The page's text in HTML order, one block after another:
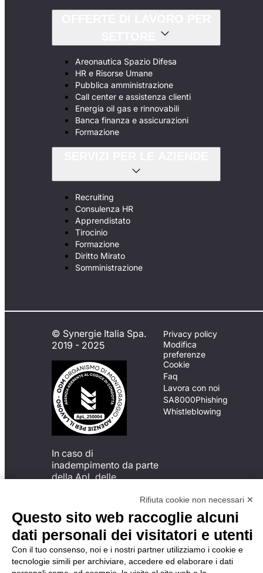
Areonautica Spazio Difesa
HR e Risorse Umane
Pubblica amministrazione
Call center e assistenza clienti
Energia oil gas e rinnovabili
Banca finanza e assicurazioni
Formazione
Recruiting
Consulenza HR
Apprendistato
Tirocinio
Formazione
Diritto Mirato
Somministrazione
© Synergie Italia Spa.
2019 - 2025
In caso di
inadempimento da parte
della ApL delle
del Codice di Condotta, è
possibile presentare un
reclamo
all’Organismo di
Monitoraggio utilizzando
una delle modalità
descritte al seguente
Privacy policy
Modifica
preferenze
Cookie
Faq
Lavora con noi
SA8000Phishing
Whistleblowing
Rifiuta cookie non necessari ✕
Questo sito web raccoglie alcuni
dati personali dei visitatori e utenti
Con il tuo consenso, noi e i nostri partner utilizziamo i cookie e
tecnologie simili per archiviare, accedere ed elaborare i dati